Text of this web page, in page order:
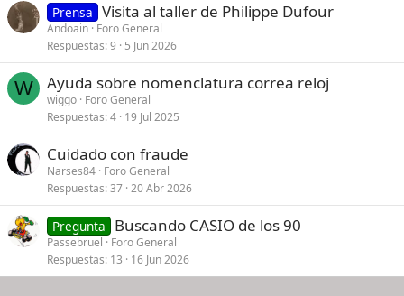
Prensa Visita al taller de Philippe Dufour
Andoain Foro General
Respuestas 9 5 Jun 2026
W Ayuda sobre nomenclatura correa reloj
wiggo Foro General
Respuestas 4 19 Jul 2025
Cuidado con fraude
Narses84 Foro General
Respuestas 37 20 Abr 2026
Pregunta Buscando CASIO de los 90
Passebruel
Foro General
Respuestas 13 16 Jun 2026